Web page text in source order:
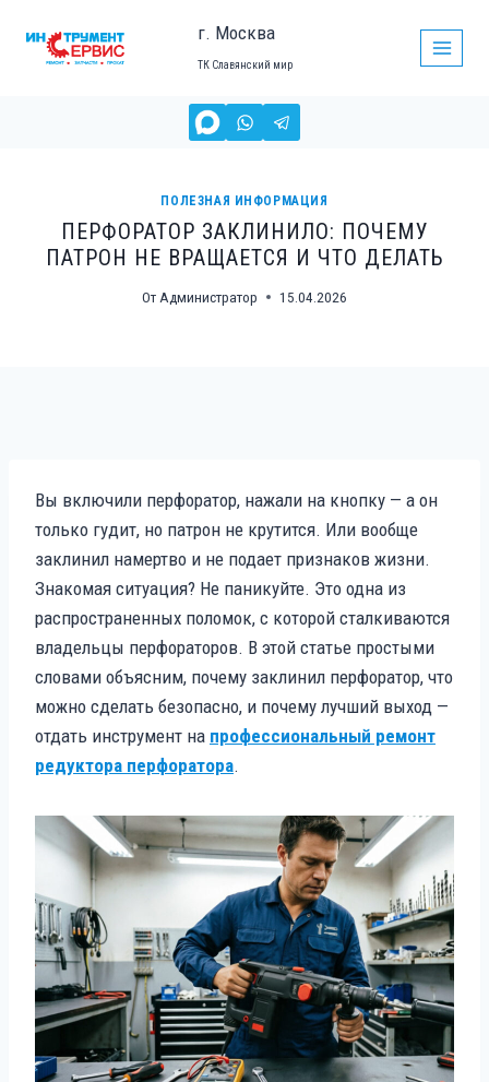
г. Москва
ТК Славянский мир
ПОЛЕЗНАЯ ИНФОРМАЦИЯ
ПЕРФОРАТОР ЗАКЛИНИЛО: ПОЧЕМУ
ПАТРОН НЕ ВРАЩАЕТСЯ И ЧТО ДЕЛАТЬ
От Администратор 15.04.2026
Вы включили перфоратор, нажали на кнопку — а он
только гудит, но патрон не крутится. Или вообще
заклинил намертво и не подает признаков жизни.
Знакомая ситуация? Не паникуйте. Это одна из
распространенных поломок, с которой сталкиваются
владельцы перфораторов. В этой статье простыми
словами объясним, почему заклинил перфоратор, что
можно сделать безопасно, и почему лучший выход —
отдать инструмент на профессиональный ремонт
редуктора перфоратора.